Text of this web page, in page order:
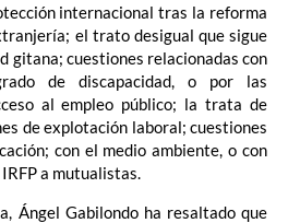
internacional tras la reforma
el trato desigual que sigue
gitana; cuestiones relacionadas con
de discapacidad, o por las
al empleo público; la trata de
de explotación laboral; cuestiones
con el medio ambiente, o con
a mutualistas.
Ángel Gabilondo ha resaltado que